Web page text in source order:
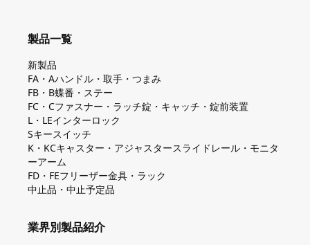
製品一覧
新製品
FA・Aハンドル・取手・つまみ
FB・B蝶番・ステー
FC・Cファスナー・ラッチ錠・キャッチ・錠前装置
L・LEインターロック
Sキースイッチ
K・KCキャスター・アジャスタースライドレール・モニタ
ーアーム
FD・FEフリーザー金具・ラック
中止品・中止予定品
業界別製品紹介